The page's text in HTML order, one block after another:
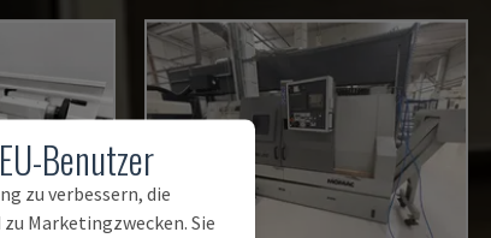
Benutzer
zu verbessern, die
Marketingzwecken. Sie